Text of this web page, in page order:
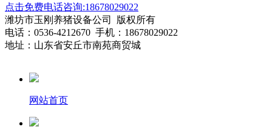
点击免费电话咨询:18678029022
潍坊市玉刚养猪设备公司 版权所有
电话：0536-4212670 手机：18678029022
地址：山东省安丘市南苑商贸城
网站首页